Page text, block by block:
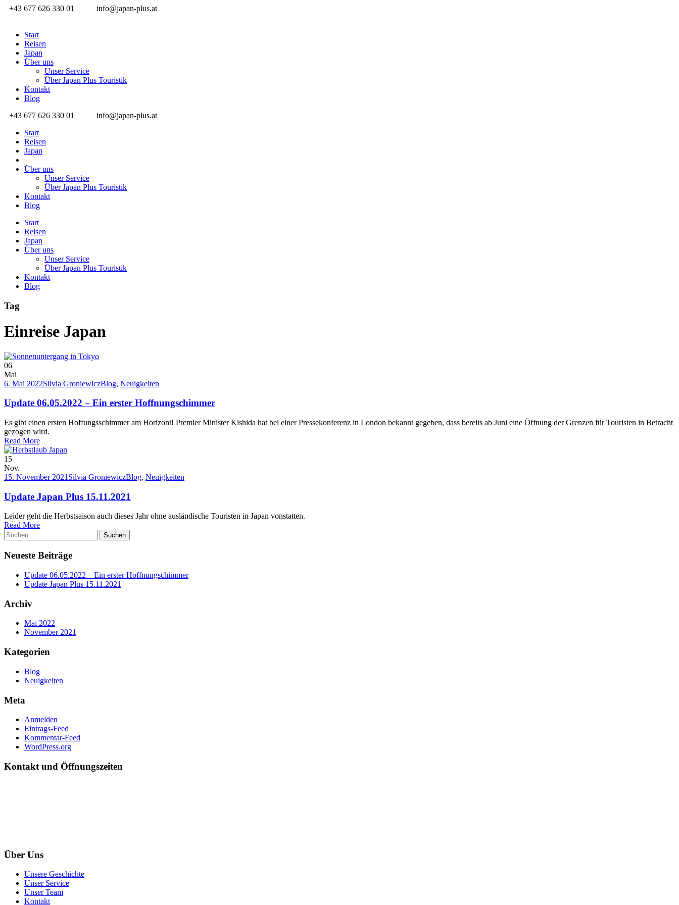
+43 677 626 330 01 info@japan-plus.at
Start
Reisen
Japan
Über uns
Unser Service
Über Japan Plus Touristik
Kontakt
Blog
+43 677 626 330 01
info@japan-plus.at
Start
Reisen
Japan
Über uns
Unser Service
Über Japan Plus Touristik
Kontakt
Blog
Start
Reisen
Japan
Über uns
Unser Service
Über Japan Plus Touristik
Kontakt
Blog
Tag
Einreise Japan
06
Mai
6. Mai 2022Silvia GroniewiczBlog, Neuigkeiten
Update 06.05.2022 – Ein erster Hoffnungschimmer
Es gibt einen ersten Hoffungsschimmer am Horizont! Premier Minister Kishida hat bei einer Pressekonferenz in London bekannt gegeben, dass bereits ab Juni eine Öffnung der Grenzen für Touristen in Betracht
gezogen wird.
Read More
15
Nov.
15. November 2021 Silvia GroniewiczBlog, Neuigkeiten
Update Japan Plus 15.11.2021
Leider geht die Herbstsaison auch dieses Jahr ohne ausländische Touristen in Japan vonstatten.
Read More
Suchen
nach:
Neueste Beiträge
Update 06.05.2022 – Ein erster Hoffnungschimmer
Update Japan Plus 15.11.2021
Archiv
Mai 2022
November 2021
Kategorien
Blog
Neuigkeiten
Meta
Anmelden
Eintrags-Feed
Kommentar-Feed
WordPress.org
Kontakt und Öffnungszeiten
Über Uns
Unsere Geschichte
Unser Service
Unser Team
Kontakt